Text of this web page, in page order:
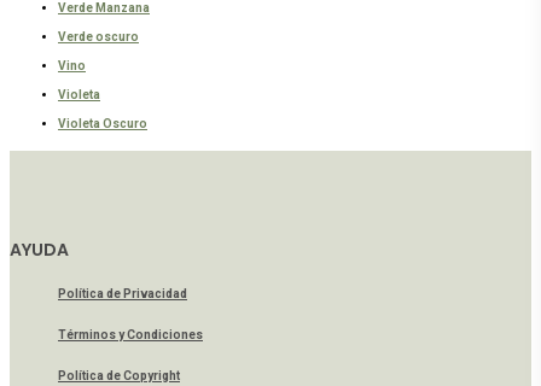
Verde Manzana
Verde oscuro
Vino
Violeta
Violeta Oscuro
AYUDA
Política de Privacidad
Términos y Condiciones
Política de Copyright